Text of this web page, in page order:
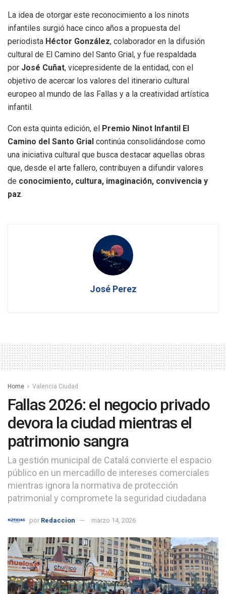
La idea de otorgar este reconocimiento a los ninots
infantiles surgió hace cinco años a propuesta del
periodista Héctor González, colaborador en la difusión
cultural de El Camino del Santo Grial, y fue respaldada
por José Cuñat, vicepresidente de la entidad, con el
objetivo de acercar los valores del itinerario cultural
europeo al mundo de las Fallas y a la creatividad artística
infantil.
Con esta quinta edición, el Premio Ninot Infantil El
Camino del Santo Grial continúa consolidándose como
una iniciativa cultural que busca destacar aquellas obras
que, desde el arte fallero, contribuyen a difundir valores
de conocimiento, cultura, imaginación, convivencia y
paz.
José Perez
Home Valencia Ciudad
Fallas 2026: el negocio privado
devora la ciudad mientras el
patrimonio sangra
La gestión municipal de Catalá convierte el espacio
público en un mercadillo de intereses comerciales
mientras ignora la normativa de protección
patrimonial y compromete la seguridad ciudadana
por Redaccion marzo 14, 2026